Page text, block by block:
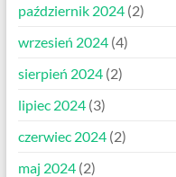
październik 2024(2)
wrzesień 2024(4)
sierpień 2024(2)
lipiec 2024(3)
czerwiec 2024(2)
maj 2024(2)